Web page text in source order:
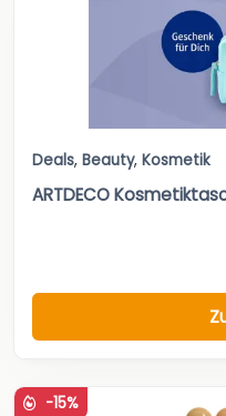
Deals, Beauty, Kosmetik
ARTDECO
-15%